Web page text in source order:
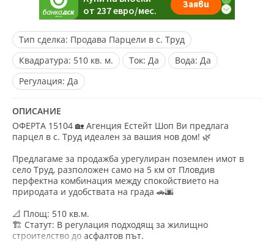
Тип сделка: Продава Парцели в с. Труд
Квадратура: 510 кв. м. Ток: Да Вода: Да
Регулация: Да
ОПИСАНИЕ
ОФЕРТА 15104 🏡 Агенция Естейт Шоп Ви предлага
парцел в с. Труд идеален за вашия нов дом! 🌿
Предлагаме за продажба урегулиран поземлен имот в
село Труд, разположен само на 5 км от Пловдив
перфектна комбинация между спокойствието на
природата и удобствата на града 🚗🌆
📐 Площ: 510 кв.м.
🏗️ Статут: В регулация подходящ за жилищно
строителство до асфалтов път.